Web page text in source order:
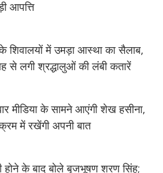
आपत्ति
के शिवालयों में उमड़ा आस्था का सैलाब,
से लगी श्रद्धालुओं की लंबी कतारें
मीडिया के सामने आएंगी शेख हसीना,
में रखेंगी अपनी बात
होने के बाद बोले बृजभूषण शरण सिंह;